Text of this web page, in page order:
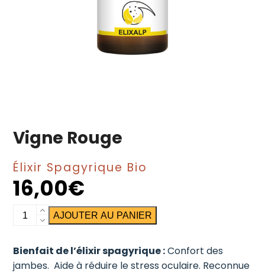
Vigne Rouge
Élixir Spagyrique Bio
16,00€
quantité
Rouge
AJOUTER AU PANIER
Bienfait de l’élixir spagyrique :Confort des
jambes. Aide à réduire le stress oculaire. Reconnue